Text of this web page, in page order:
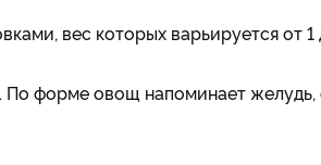
вес которых варьируется от 1
По форме овощ напоминает желудь,